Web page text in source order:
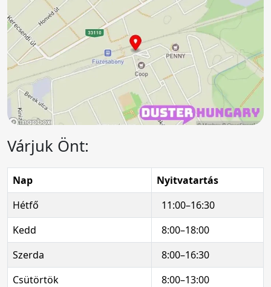
Várjuk Önt:
Nap
Nyitvatartás
Hétfő
11:00–16:30
Kedd
8:00–18:00
Szerda
8:00–16:30
Csütörtök
8:00–13:00